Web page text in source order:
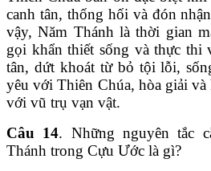
canh tân, thống hối và đón
vậy, Năm Thánh là thời gian
gọi khẩn thiết sống và thực thi
tân, dứt khoát từ bỏ tội lỗi,
yêu với Thiên Chúa, hòa giải
với vũ trụ vạn vật.
Câu 14. Những nguyên tắc
Thánh trong Cựu Ước là gì?